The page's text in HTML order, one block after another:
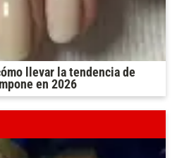
llevar la tendencia de
en 2026